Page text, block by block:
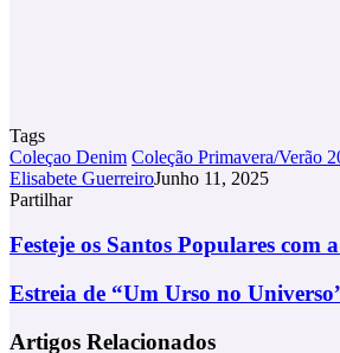
Tags
Coleçao Denim Coleção Primavera/Verão
Elisabete GuerreiroJunho 11, 2025
Partilhar
Via
Festeje
Santos
Populares
a
Festeje os Santos Populares com
Estreia
“Um
Estreia de “Um Urso no
Artigos Relacionados